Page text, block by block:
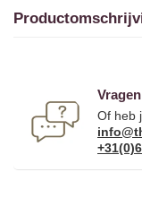
Of heb